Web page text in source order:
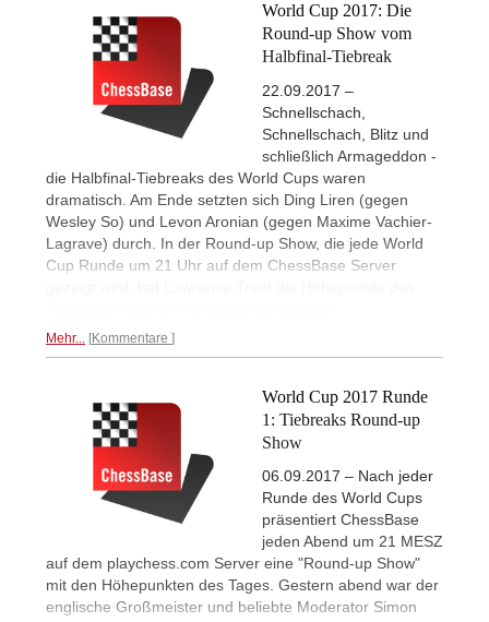
World Cup 2017: Die
Round-up Show vom
Halbfinal-Tiebreak
22.09.2017 –
Schnellschach,
Schnellschach, Blitz und
schließlich Armageddon -
die Halbfinal-Tiebreaks des World Cups waren
dramatisch. Am Ende setzten sich Ding Liren (gegen
Wesley So) und Levon Aronian (gegen Maxime Vachier-
Lagrave) durch. In der Round-up Show, die jede World
Cup Runde um 21 Uhr auf dem ChessBase Server
Mehr... Kommentare
World Cup 2017 Runde
1: Tiebreaks Round-up
Show
06.09.2017 – Nach jeder
Runde des World Cups
präsentiert ChessBase
jeden Abend um 21 MESZ
auf dem playchess.com Server eine "Round-up Show"
mit den Höhepunkten des Tages. Gestern abend war der
englische Großmeister und beliebte Moderator Simon